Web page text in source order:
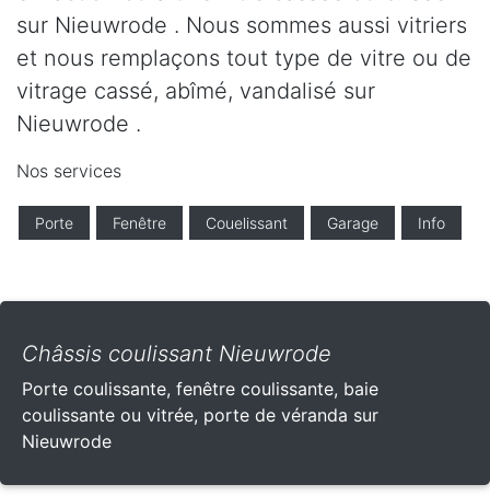
sur Nieuwrode . Nous sommes aussi vitriers
et nous remplaçons tout type de vitre ou de
vitrage cassé, abîmé, vandalisé sur
Nieuwrode .
Nos services
Porte Fenêtre Couelissant Garage Info
Châssis coulissant Nieuwrode
Porte coulissante, fenêtre coulissante, baie
coulissante ou vitrée, porte de véranda sur
Nieuwrode